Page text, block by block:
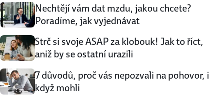
sama …
Nechtějí vám dat mzdu, jakou chcete?
Poradíme, jak vyjednávat
Strč si svoje ASAP za klobouk! Jak to říct,
aniž by se ostatní urazili
7 důvodů, proč vás nepozvali na pohovor, i
když mohli